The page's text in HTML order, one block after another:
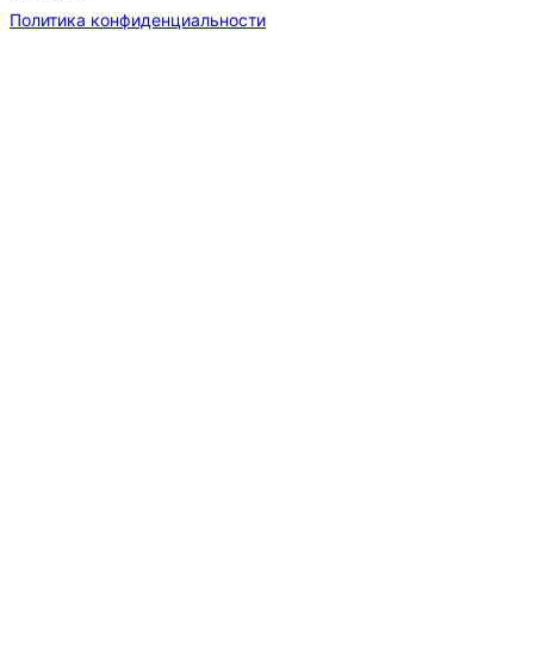
Политика конфиденциальности